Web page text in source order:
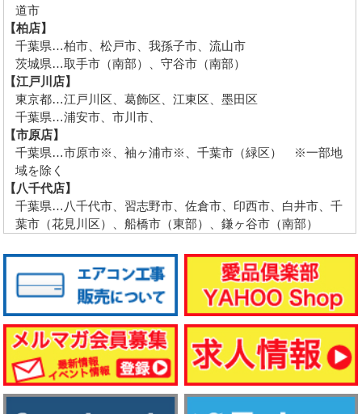
道市
【柏店】
千葉県…柏市、松戸市、我孫子市、流山市
茨城県…取手市（南部）、守谷市（南部）
【江戸川店】
東京都…江戸川区、葛飾区、江東区、墨田区
千葉県…浦安市、市川市、
【市原店】
千葉県…市原市※、袖ヶ浦市※、千葉市（緑区） ※一部地
域を除く
【八千代店】
千葉県…八千代市、習志野市、佐倉市、印西市、白井市、千
葉市（花見川区）、船橋市（東部）、鎌ヶ谷市（南部）